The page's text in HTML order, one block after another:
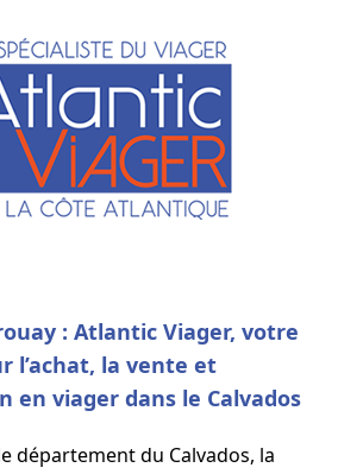
: Atlantic Viager, votre
l’achat, la vente et
en viager dans le Calvados
département du Calvados, la